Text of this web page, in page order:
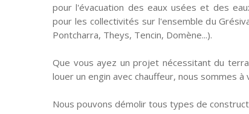
pour l'évacuation des eaux usées et des
pour les collectivités sur l'ensemble du
Pontcharra, Theys, Tencin, Domène...).
Que vous ayez un projet nécessitant du
louer un engin avec chauffeur, nous sommes
Nous pouvons démolir tous types de